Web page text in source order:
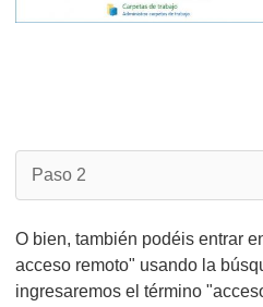
Paso 2
O bien, también podéis entrar
acceso remoto" usando la
ingresaremos el término